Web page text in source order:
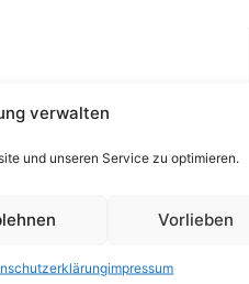
verwalten
und unseren Service zu optimieren.
Vorlieben
impressum